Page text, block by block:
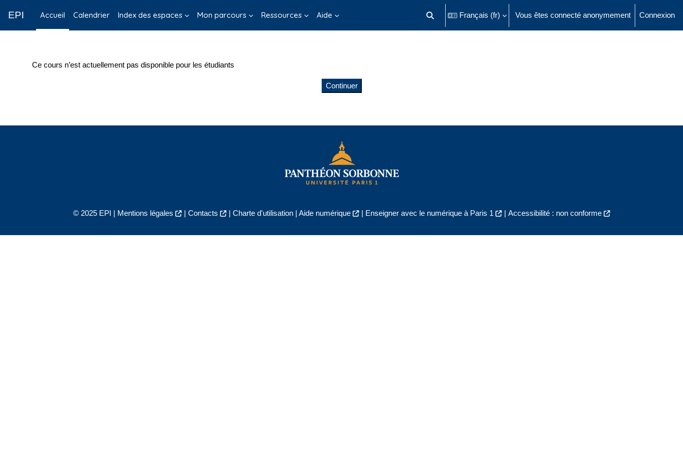
EPI Accueil Calendrier Index des espaces Mon parcours Ressources Aide Activer/désactiver la saisie de recherche
Français ‎(fr)‎ Vous êtes connecté anonymement Connexion
Ce cours n’est actuellement pas disponible pour les étudiants
Continuer
© 2025 EPI | Mentions légales | Contacts | Charte d'utilisation| Aide numérique | Enseigner avec le numérique à Paris 1 | Accessibilité : non conforme